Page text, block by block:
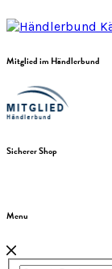
Mitglied im Händlerbund
Sicherer Shop
Menu